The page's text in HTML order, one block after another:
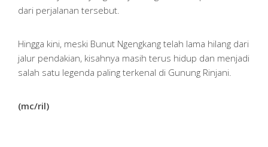
dari perjalanan tersebut.
Hingga kini, meski Bunut Ngengkang telah lama hilang dari
jalur pendakian, kisahnya masih terus hidup dan menjadi
salah satu legenda paling terkenal di Gunung Rinjani.
(mc/ril)